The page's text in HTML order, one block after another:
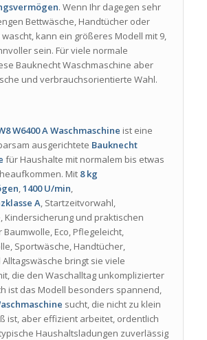
. Wenn Ihr dagegen sehr
Bettwäsche, Handtücher oder
kann ein größeres Modell mit 9,
sein. Für viele normale
Bauknecht Waschmaschine aber
und verbrauchsorientierte Wahl.
W6400 A Waschmaschine ist eine
ausgerichtete Bauknecht
für Haushalte mit normalem bis etwas
Mit 8 kg
1400 U/min
A , Startzeitvorwahl,
Kindersicherung und praktischen
Eco, Pflegeleicht,
Sportwäsche, Handtücher,
bringt sie viele
die den Waschalltag unkomplizierter
ist das Modell besonders spannend,
sucht, die nicht zu klein
ist, aber effizient arbeitet, ordentlich
Haushaltsladungen zuverlässig